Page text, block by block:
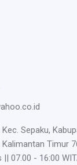
Kec. Sepaku,
Kalimantan Timur
|| 07.00 - 16:00